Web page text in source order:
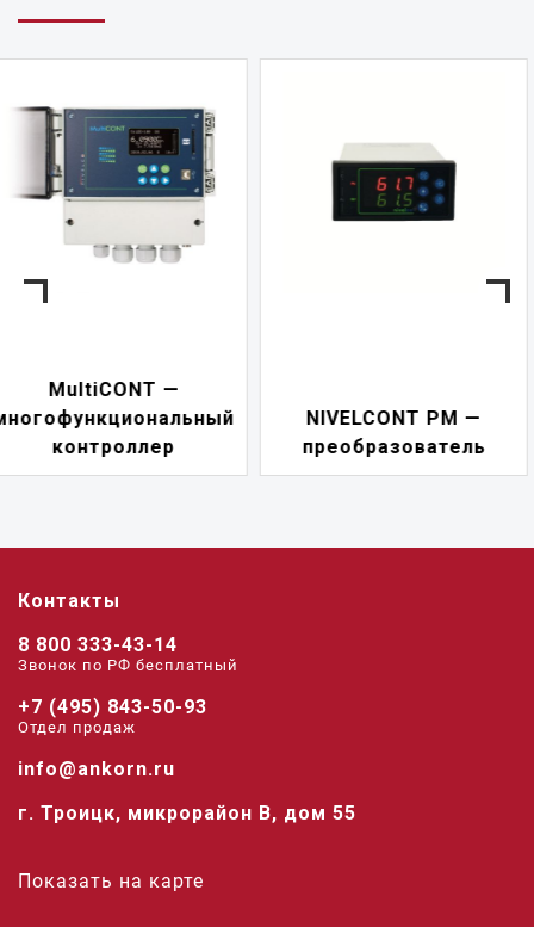
NIVELCONT PM —
преобразователь
переключатель
Контакты
8 800 333-43-14
Звонок по РФ беcплатный
+7 (495) 843-50-93
Отдел продаж
info@ankorn.ru
г. Троицк, микрорайон В, дом 55
Показать на карте